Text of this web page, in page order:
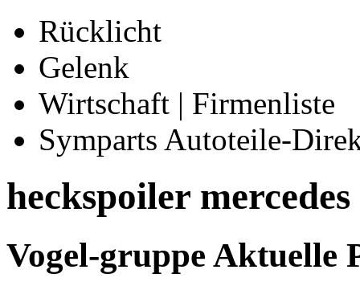
Rücklicht
Gelenk
Wirtschaft | Firmenliste
Symparts Autoteile-
heckspoiler mercedes
Vogel-gruppe Aktuelle